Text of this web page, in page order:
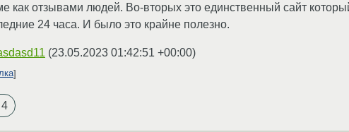
как отзывами людей. Во-вторых это единственный сайт
24 часа. И было это крайне полезно.
(23.05.2023 01:42:51 +00:00)
4